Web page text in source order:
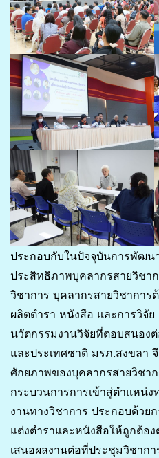
ประกอบกับในปัจจุบันการพัฒน
ประสิทธิภาพบุคลากรสายวิชา
วิชาการ บุคลากรสายวิชาการ
ผลิตตำรา หนังสือ และการวิจั
นวัตกรรมงานวิจัยที่ตอบสนอง
และประเทศชาติ มรภ.สงขลา
ศักยภาพของบุคลากรสายวิชา
กระบวนการการเข้าสู่ตำแหน่
งานทางวิชาการ ประกอบด้วย
แต่งตำราและหนังสือให้ถูกต้อ
เสนอผลงานต่อที่ประชุมวิชาก